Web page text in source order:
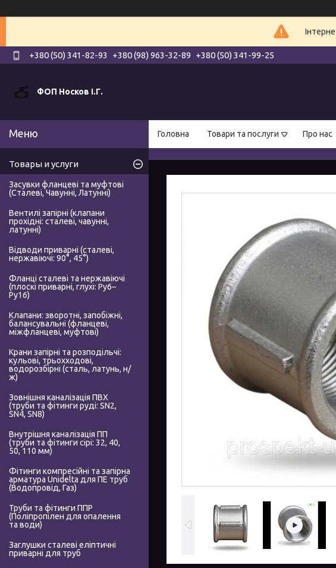
+380 (50) 341-82-93 +380 (98) 963-32-89 +380 (50) 341-99-25
ФОП Носков І.Г.
Головна Товари та послуги Про нас
Товары и услуги
Засувки фланцеві та муфтові
(Сталеві, Чавунні, Латунні)
Вентилі запірні (клапани
прохідні: сталеві, чавунні,
латунні)
Відводи приварні (сталеві,
нержавіючі: 90°, 45°)
Фланці сталеві та нержавіючі
(плоскі приварні, глухі: Ру6–
Ру16)
Клапани: зворотні, запобіжні,
балансувальні (фланцеві,
міжфланцеві, муфтові)
Крани запірні та розподільчі:
кульові, трьохходові,
водорозбірні (сталь, латунь, н/
ж)
Зовнішня каналізація ПВХ
(труби та фітинги руді: SN2,
SN4, SN8)
Внутрішня каналізація ПП
(труби та фітинги сірі: 32, 40,
50, 110 мм)
Фітинги компресійні та запірна
арматура Unidelta для ПЕ труб
(Водопровід, Газ)
Труби та фітинги ППР
(Поліпропілен для опалення
та води)
Заглушки сталеві еліптичні
приварні для труб